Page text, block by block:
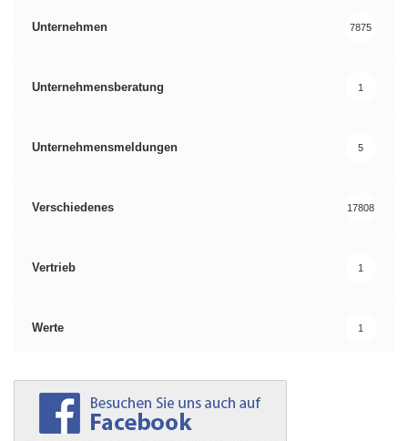
Unternehmen 7875
Unternehmensberatung 1
Unternehmensmeldungen 5
Verschiedenes 17808
Vertrieb 1
Werte 1